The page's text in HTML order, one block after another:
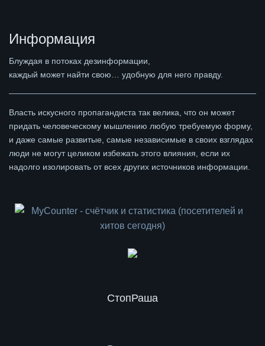
Информация
Блуждая в потоках дезинформации,
каждый может найти свою… удобную для него правду.
Власть искусного пропагандиста так велика, что он может
придать человеческому мышлению любую требуемую форму,
и даже самые развитые, самые независимые в своих взглядах
люди не могут целиком избежать этого влияния, если их
надолго изолировать от всех других источников информации.
СтопРаша